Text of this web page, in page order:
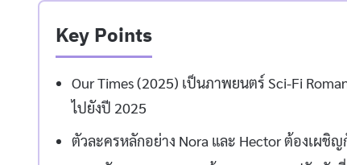
Key Points
Our Times (2025) เป็นภาพยนตร์ Sci-Fi
ไปยังปี 2025
ตัวละครหลักอย่าง Nora และ Hector ต้องเผชิ